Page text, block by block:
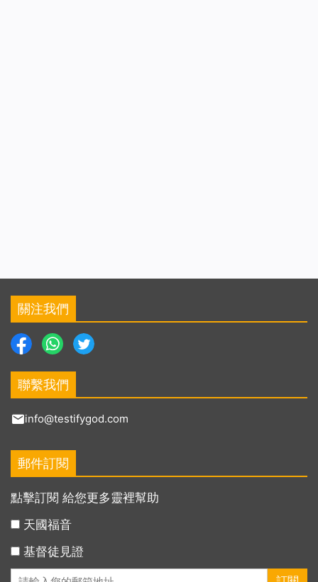
關注我們
聯繫我們
info@testifygod.com
郵件訂閱
點擊訂閱 給您更多靈裡幫助
天國福音
基督徒見證